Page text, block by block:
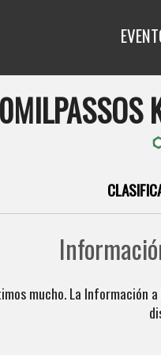
mucho. La Información